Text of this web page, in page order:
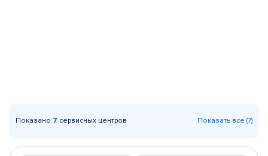
Показано 7 сервисных центров Показать все (7)